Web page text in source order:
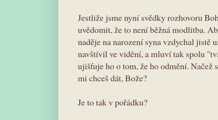
Jestliže jsme nyní svědky rozhovoru
uvědomit, že to není běžná modlitba.
naděje na narození syna vzdychal jistě
navštívil ve vidění, a mluví tak spolu
ujišťuje ho o tom, že ho odmění. Načež
mi chceš dát, Bože?
Je to tak v pořádku?